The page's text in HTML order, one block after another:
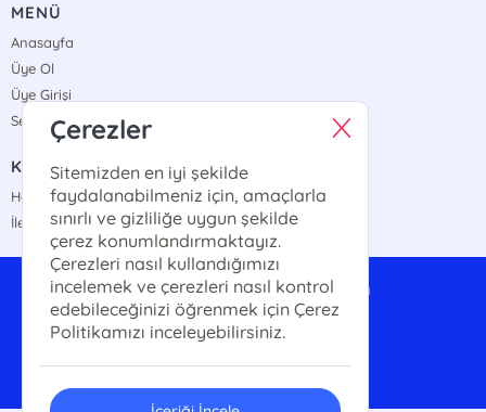
MENÜ
Anasayfa
Üye Ol
Üye Girişi
Sepetim
KURUMSAL
Hakkımızda
İletişim
anayurttoptan@gmail.com
0542 324 89 34
Çerezler
Sitemizden en iyi şekilde
faydalanabilmeniz için, amaçlarla
sınırlı ve gizliliğe uygun şekilde
çerez konumlandırmaktayız.
Çerezleri nasıl kullandığımızı
incelemek ve çerezleri nasıl kontrol
edebileceğinizi öğrenmek için Çerez
Politikamızı inceleyebilirsiniz.